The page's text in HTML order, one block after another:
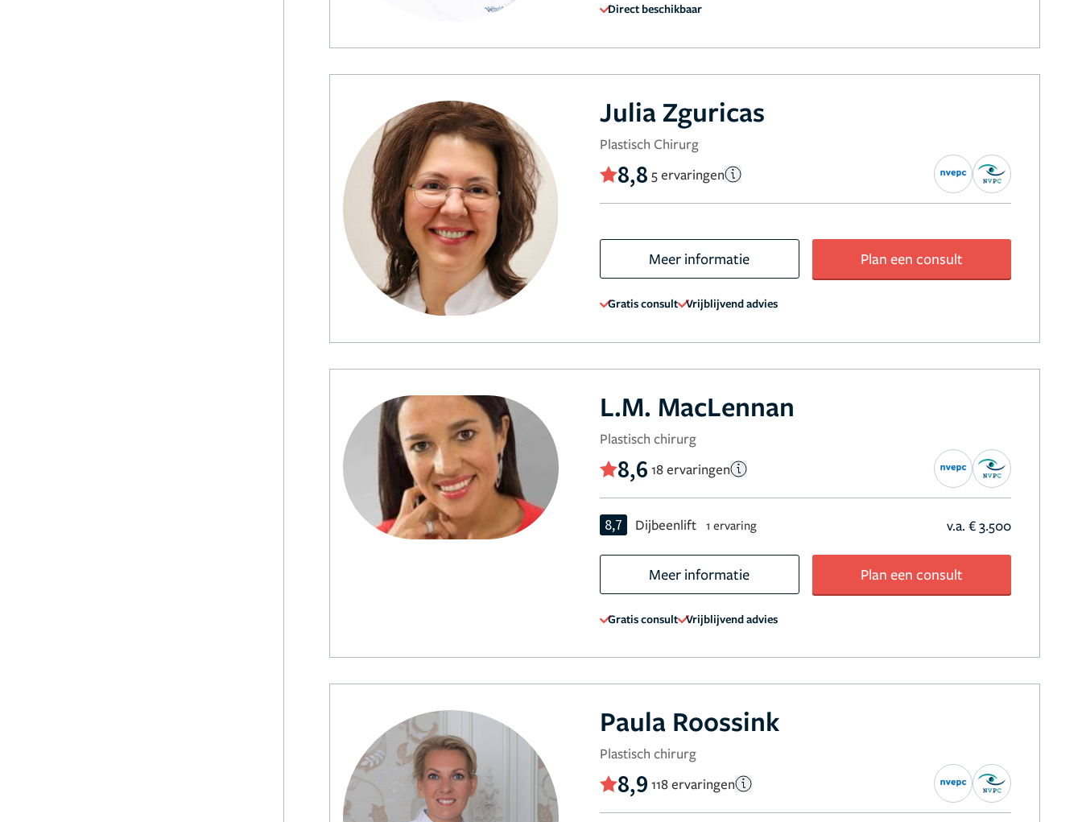
Direct beschikbaar
Julia Zguricas
Plastisch Chirurg
8,8 5 ervaringen
Meer informatie Plan een consult
Gratis consult Vrijblijvend advies
L.M. MacLennan
Plastisch chirurg
8,6 18 ervaringen
8,7 Dijbeenlift 1 ervaring v.a. € 3.500
Meer informatie Plan een consult
Gratis consult Vrijblijvend advies
Paula Roossink
Plastisch chirurg
8,9 118 ervaringen